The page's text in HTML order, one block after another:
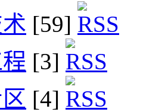
[59]
[3]
[4]